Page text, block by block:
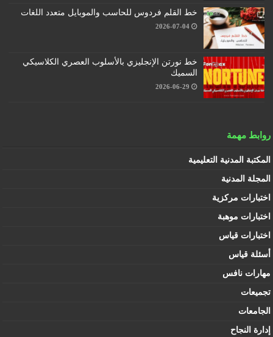
خط القلم فردوس للحاسب والموبايل متعدد اللغات
2026-07-04
خط نورتن الإنجليزي بالأسلوب العصري الكلاسيكي
السميك
2026-06-29
روابط مهمة
المكتبة المدنية التعليمية
المجلة المدنية
اختبارات مركزية
اختبارات موهبة
اختبارات قياس
أسئلة قياس
مهارات نافس
تجميعات
الجامعات
إدارة النجاح